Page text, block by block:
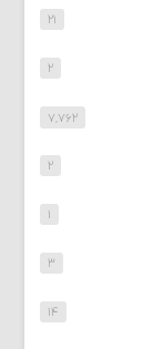
۲۱
۲
۷,۷۶۲
۲
۱
۳
۱۴